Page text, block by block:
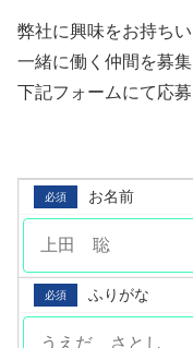
弊社に興味をお持ち
一緒に働く仲間を募集
下記フォームにて応募
必須 お名前
必須 ふりがな